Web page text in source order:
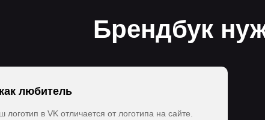
логотип в VK отличается от логотипа на сайте.
любитель
Брендбук